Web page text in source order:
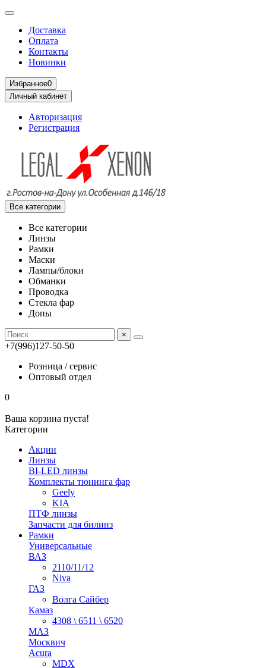
Доставка
Оплата
Контакты
Новинки
Избранное0
Личный кабинет
Авторизация
Регистрация
Все категории
Все категории
Линзы
Рамки
Маски
Лампы/блоки
Обманки
Проводка
Стекла фар
Допы
×
+7(996)127-50-50
Розница / сервис
Оптовый отдел
0
Ваша корзина пуста!
Категории
Акции
Линзы
BI-LED линзы
Комплекты тюнинга фар
Geely
KIA
ПТФ линзы
Запчасти для билинз
Рамки
Универсальные
ВАЗ
2110/11/12
Niva
ГАЗ
Волга Сайбер
Камаз
4308 \ 6511 \ 6520
МАЗ
Москвич
Acura
MDX